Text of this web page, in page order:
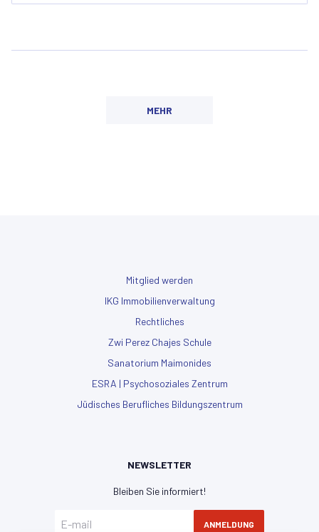
MEHR
Mitglied werden
IKG Immobilienverwaltung
Rechtliches
Zwi Perez Chajes Schule
Sanatorium Maimonides
ESRA | Psychosoziales Zentrum
Jüdisches Berufliches Bildungszentrum
NEWSLETTER
Bleiben Sie informiert!
ANMELDUNG